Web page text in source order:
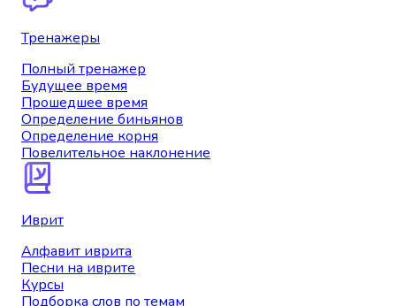
Тренажеры
Полный тренажер
Будущее время
Прошедшее время
Определение биньянов
Определение корня
Повелительное наклонение
Иврит
Алфавит иврита
Песни на иврите
Курсы
Подборка слов по темам